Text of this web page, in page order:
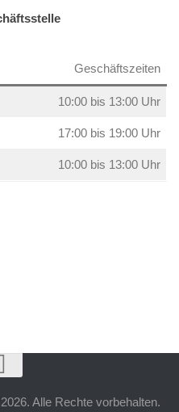
Geschäftszeiten
10:00 bis 13:00 Uhr
17:00 bis 19:00 Uhr
10:00 bis 13:00 Uhr
Alle Rechte vorbehalten.